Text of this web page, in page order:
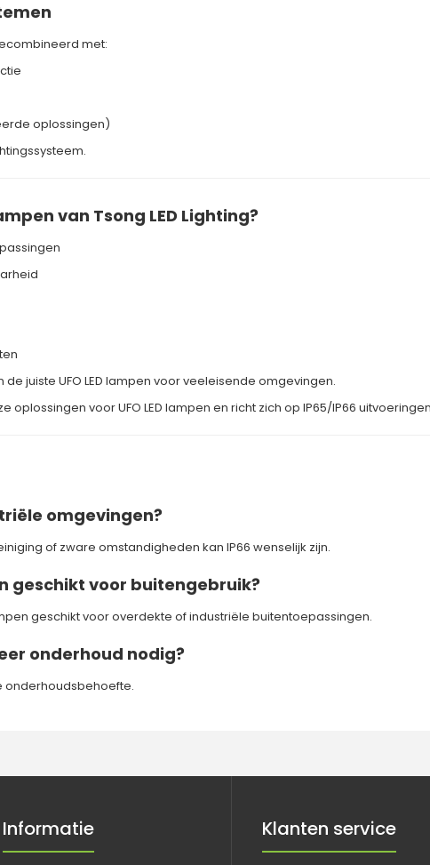
met:
oplossingen)
van Tsong LED Lighting?
juiste UFO LED lampen voor veeleisende omgevingen.
oplossingen voorUFO LED lampen en richt zich op IP65/IP66
omgevingen?
of zware omstandigheden kan IP66 wenselijk zijn.
geschikt voor buitengebruik?
geschikt voor overdekte of industriële buitentoepassingen.
onderhoud nodig?
onderhoudsbehoefte.
Informatie Klanten service